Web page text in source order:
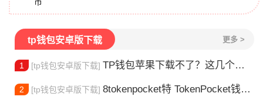
tp钱包安卓版下载 更多 >
1 [tp钱包安卓版下载] TP钱包苹果下载不了？这几个原因你得知道
2 [tp钱包安卓版下载] 8tokenpocket特 TokenPocket钱包特色功能详解，新手老手都该知道